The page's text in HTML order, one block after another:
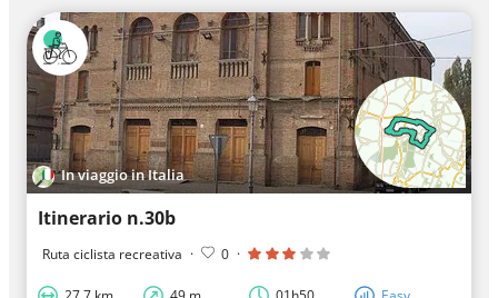
In viaggio in Italia
Itinerario n.30b
Ruta ciclista recreativa · 0 ·